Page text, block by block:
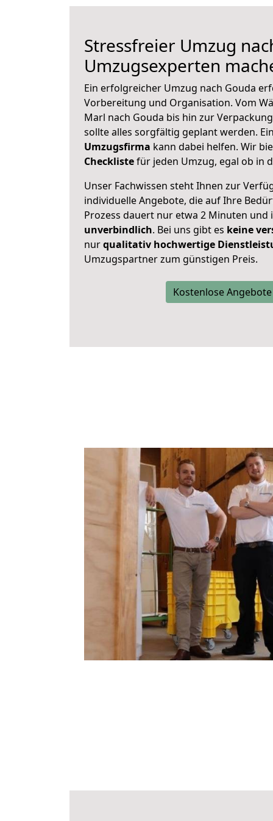
Stressfreier Umzug
Umzugsexperten
Ein erfolgreicher Umzug nach Gouda
Vorbereitung und Organisation. Vom
Marl nach Gouda bis hin zur
sollte alles sorgfältig geplant werden.
Umzugsfirma kann dabei helfen. Wir
Checklistefür jeden Umzug, egal ob in
Unser Fachwissen steht Ihnen zur
individuelle Angebote, die auf Ihre
Prozess dauert nur etwa 2 Minuten und
unverbindlich. Bei uns gibt es keine
nurqualitativ hochwertige
Umzugspartner zum günstigen Preis.
Kostenlose